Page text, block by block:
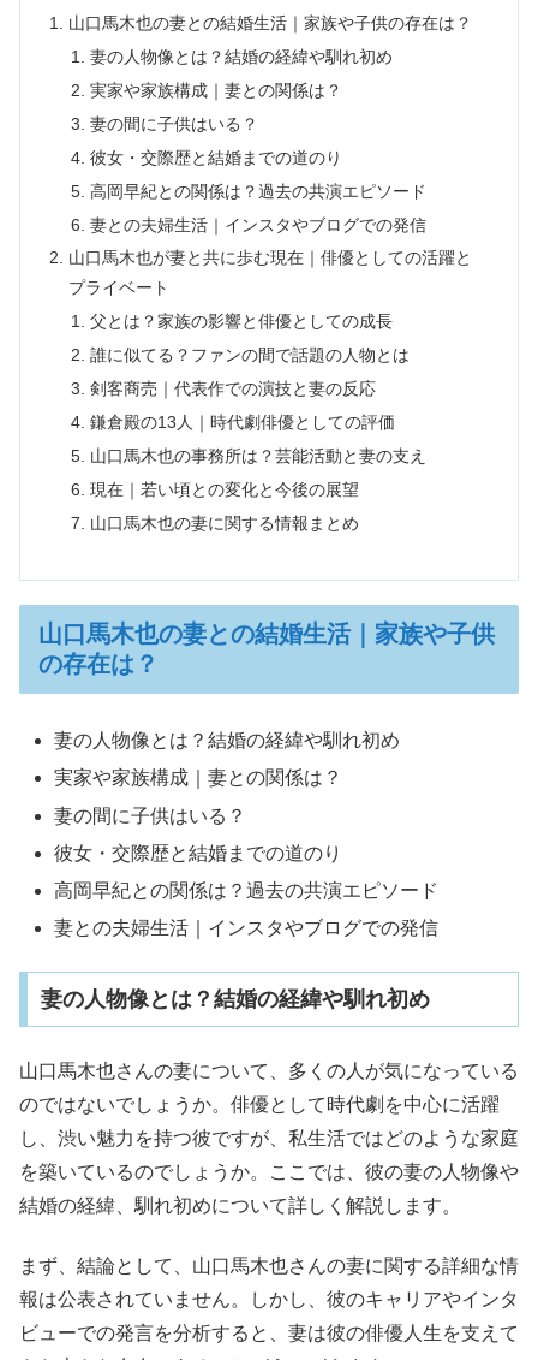
山口馬木也の妻との結婚生活｜家族や子供の存在は？
妻の人物像とは？結婚の経緯や馴れ初め
実家や家族構成｜妻との関係は？
妻の間に子供はいる？
彼女・交際歴と結婚までの道のり
高岡早紀との関係は？過去の共演エピソード
妻との夫婦生活｜インスタやブログでの発信
山口馬木也が妻と共に歩む現在｜俳優としての活躍と
プライベート
父とは？家族の影響と俳優としての成長
誰に似てる？ファンの間で話題の人物とは
剣客商売｜代表作での演技と妻の反応
鎌倉殿の13人｜時代劇俳優としての評価
山口馬木也の事務所は？芸能活動と妻の支え
現在｜若い頃との変化と今後の展望
山口馬木也の妻に関する情報まとめ
山口馬木也の妻との結婚生活｜家族や子供
の存在は？
妻の人物像とは？結婚の経緯や馴れ初め
実家や家族構成｜妻との関係は？
妻の間に子供はいる？
彼女・交際歴と結婚までの道のり
高岡早紀との関係は？過去の共演エピソード
妻との夫婦生活｜インスタやブログでの発信
妻の人物像とは？結婚の経緯や馴れ初め
山口馬木也さんの妻について、多くの人が気になっている
のではないでしょうか。俳優として時代劇を中心に活躍
し、渋い魅力を持つ彼ですが、私生活ではどのような家庭
を築いているのでしょうか。ここでは、彼の妻の人物像や
結婚の経緯、馴れ初めについて詳しく解説します。
まず、結論として、山口馬木也さんの妻に関する詳細な情
報は公表されていません。しかし、彼のキャリアやインタ
ビューでの発言を分析すると、妻は彼の俳優人生を支えて